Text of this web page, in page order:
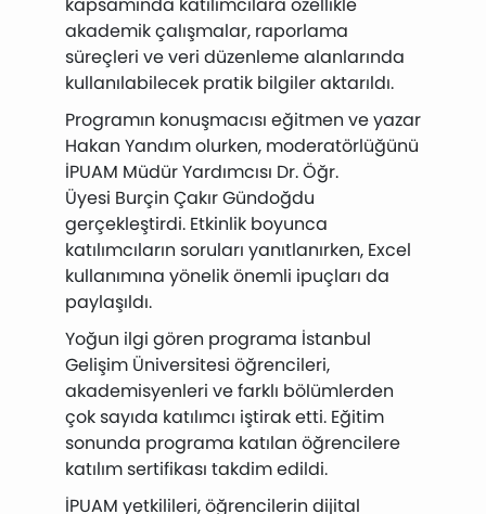
kapsamında katılımcılara özellikle
akademik çalışmalar, raporlama
süreçleri ve veri düzenleme alanlarında
kullanılabilecek pratik bilgiler aktarıldı.
Programın konuşmacısı eğitmen ve yazar
Hakan Yandımolurken, moderatörlüğünü
İPUAM Müdür Yardımcısı Dr. Öğr.
Üyesi Burçin Çakır Gündoğdu
gerçekleştirdi. Etkinlik boyunca
katılımcıların soruları yanıtlanırken, Excel
kullanımına yönelik önemli ipuçları da
paylaşıldı.
Yoğun ilgi gören programa İstanbul
Gelişim Üniversitesi öğrencileri,
akademisyenleri ve farklı bölümlerden
çok sayıda katılımcı iştirak etti. Eğitim
sonunda programa katılan öğrencilere
katılım sertifikası takdim edildi.
İPUAM yetkilileri, öğrencilerin dijital